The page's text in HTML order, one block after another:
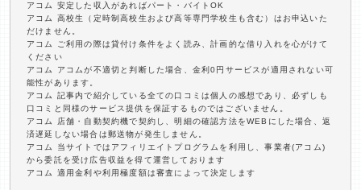
アコム 安定した収入があればパート・バイトOK
アコム 高校生（定時制高校生および高等専門学校生も含む）はお申込いた
だけません。
アコム ご利用の際は貸付け条件をよく読み、計画的な借り入れを心がけて
ください
アコム アコムが不適切と判断した場合、金利0円サービスが適用されない可
能性があります。
アコム 記事内で紹介している全ての口コミは個人の感想であり、必ずしも
口コミと同様のサービス提供を保証するものではございません。
アコム 店舗・自動契約機で契約し、明細の確認方法をWEBにした場合、返
済遅延しない場合は郵送物が発生しません。
アコム 当サイトではアフィリエイトプログラムを利用し、事業者(アコム)
から委託を受け広告収益を得て運営しております
アコム 適用金利や利用極度額は審査によって決定します